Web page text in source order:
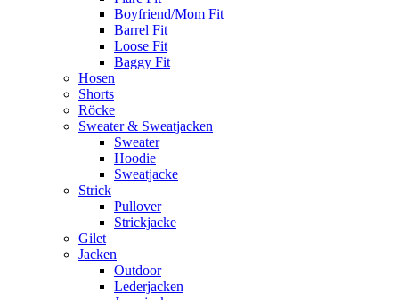
Boyfriend/Mom Fit
Barrel Fit
Loose Fit
Baggy Fit
Hosen
Shorts
Röcke
Sweater & Sweatjacken
Sweater
Hoodie
Sweatjacke
Strick
Pullover
Strickjacke
Gilet
Jacken
Outdoor
Lederjacken